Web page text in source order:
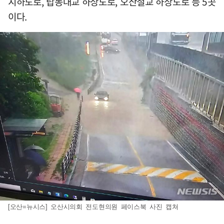
이다.
[오산=뉴시스] 오산시의회 전도현의원 페이스북 사진 캡쳐